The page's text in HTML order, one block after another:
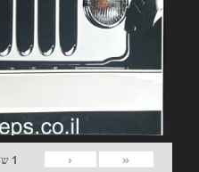
«
‹
1